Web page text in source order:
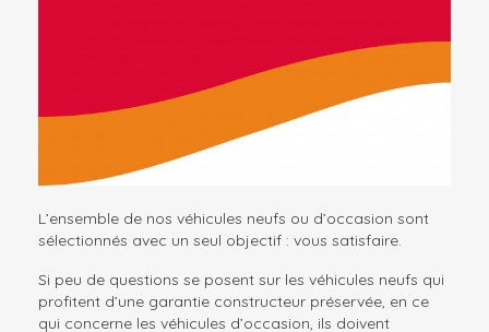
L’ensemble de nos véhicules neufs ou d’occasion sont
sélectionnés avec un seul objectif : vous satisfaire.
Si peu de questions se posent sur les véhicules neufs qui
profitent d’une garantie constructeur préservée, en ce
qui concerne les véhicules d’occasion, ils doivent